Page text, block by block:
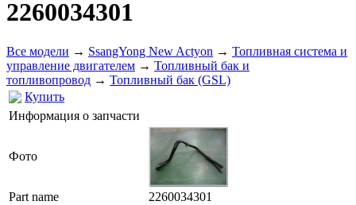
2260034301
Все модели → SsangYong New Actyon → Топливная система и
управление двигателем → Топливный бак и
топливопровод → Топливный бак (GSL)
Купить
Информация о запчасти
Фото
Part name
2260034301